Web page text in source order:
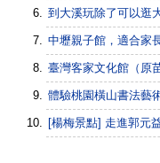
到大溪玩除了可以逛
中壢親子館，適合家
臺灣客家文化館（原
體驗桃園橫山書法藝
[楊梅景點] 走進郭元